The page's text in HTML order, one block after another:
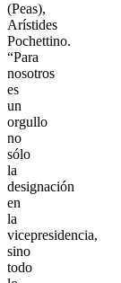
(Peas),
Arístides
Pochettino.
“Para
nosotros
es
un
orgullo
no
sólo
la
designación
en
la
vicepresidencia,
sino
todo